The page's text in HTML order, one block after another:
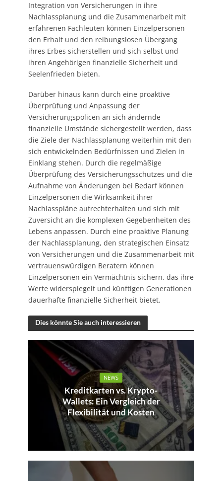
Integration von Versicherungen in ihre
Nachlassplanung und die Zusammenarbeit mit
erfahrenen Fachleuten können Einzelpersonen
den Erhalt und den reibungslosen Übergang
ihres Erbes sicherstellen und sich selbst und
ihren Angehörigen finanzielle Sicherheit und
Seelenfrieden bieten.
Darüber hinaus kann durch eine proaktive
Überprüfung und Anpassung der
Versicherungspolicen an sich ändernde
finanzielle Umstände sichergestellt werden, dass
die Ziele der Nachlassplanung weiterhin mit den
sich entwickelnden Bedürfnissen und Zielen in
Einklang stehen. Durch die regelmäßige
Überprüfung des Versicherungsschutzes und die
Aufnahme von Änderungen bei Bedarf können
Einzelpersonen die Wirksamkeit ihrer
Nachlasspläne aufrechterhalten und sich mit
Zuversicht an die komplexen Gegebenheiten des
Lebens anpassen. Durch eine proaktive Planung
der Nachlassplanung, den strategischen Einsatz
von Versicherungen und die Zusammenarbeit mit
vertrauenswürdigen Beratern können
Einzelpersonen ein Vermächtnis sichern, das ihre
Werte widerspiegelt und künftigen Generationen
dauerhafte finanzielle Sicherheit bietet.
Dies könnte Sie auch interessieren
NEWS
Kreditkarten vs. Krypto-
Wallets: Ein Vergleich der
Flexibilität und Kosten